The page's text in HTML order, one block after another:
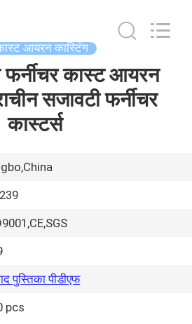
आयरन कास्टिंग
फर्नीचर कास्ट आयरन
सजावटी फर्नीचर
कास्टर्स
पुस्तिका पीडीएफ
pcs